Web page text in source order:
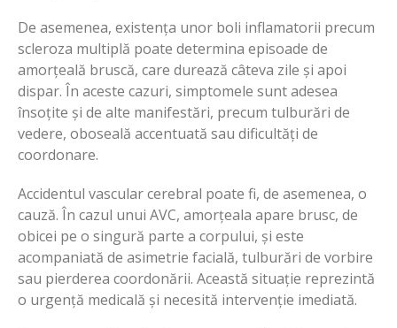
De asemenea, existența unor boli inflamatorii precum
scleroza multiplă poate determina episoade de
amorțeală bruscă, care durează câteva zile și apoi
dispar. În aceste cazuri, simptomele sunt adesea
însoțite și de alte manifestări, precum tulburări de
vedere, oboseală accentuată sau dificultăți de
coordonare.
Accidentul vascular cerebral poate fi, de asemenea, o
cauză. În cazul unui AVC, amorțeala apare brusc, de
obicei pe o singură parte a corpului, și este
acompaniată de asimetrie facială, tulburări de vorbire
sau pierderea coordonării. Această situație reprezintă
o urgență medicală și necesită intervenție imediată.